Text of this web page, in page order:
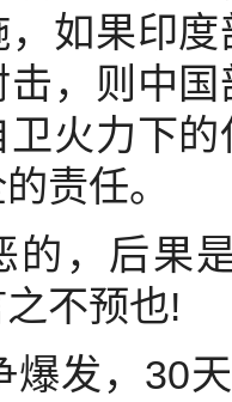
，如果印
，则中
卫火力下
责任。
的，后果
不预也!
爆发，30